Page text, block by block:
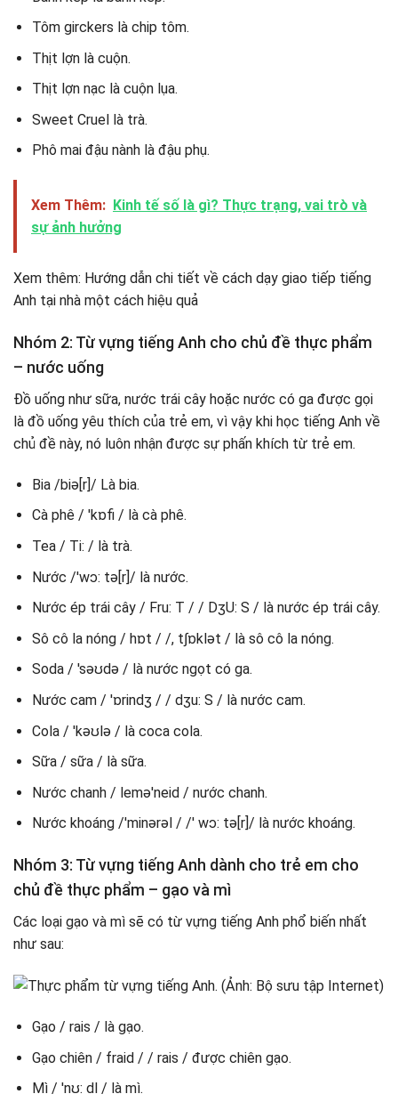
Tôm girckers là chip tôm.
Thịt lợn là cuộn.
Thịt lợn nạc là cuộn lụa.
Sweet Cruel là trà.
Phô mai đậu nành là đậu phụ.
Xem Thêm: Kinh tế số là gì? Thực trạng, vai trò và
sự ảnh hưởng
Xem thêm: Hướng dẫn chi tiết về cách dạy giao tiếp tiếng
Anh tại nhà một cách hiệu quả
Nhóm 2: Từ vựng tiếng Anh cho chủ đề thực phẩm
– nước uống
Đồ uống như sữa, nước trái cây hoặc nước có ga được gọi
là đồ uống yêu thích của trẻ em, vì vậy khi học tiếng Anh về
chủ đề này, nó luôn nhận được sự phấn khích từ trẻ em.
Bia /biə[r]/ Là bia.
Cà phê / 'kɒfi / là cà phê.
Tea / Ti: / là trà.
Nước /'wɔ: tə[r]/ là nước.
Nước ép trái cây / Fru: T / / DʒU: S / là nước ép trái cây.
Sô cô la nóng / hɒt / /, t∫ɒklət / là sô cô la nóng.
Soda / 'səʊdə / là nước ngọt có ga.
Nước cam / 'ɒrindʒ / / dʒu: S / là nước cam.
Cola / 'kəʊlə / là coca cola.
Sữa / sữa / là sữa.
Nước chanh / lemə'neid / nước chanh.
Nước khoáng /'minərəl / /' wɔ: tə[r]/ là nước khoáng.
Nhóm 3: Từ vựng tiếng Anh dành cho trẻ em cho
chủ đề thực phẩm – gạo và mì
Các loại gạo và mì sẽ có từ vựng tiếng Anh phổ biến nhất
như sau:
Gạo / rais / là gạo.
Gạo chiên / fraid / / rais / được chiên gạo.
Mì / 'nʊ: dl / là mì.